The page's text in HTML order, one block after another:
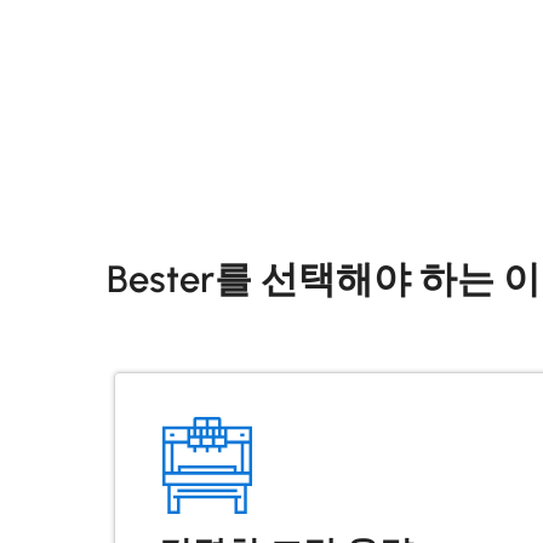
Bester를 선택해야 하는